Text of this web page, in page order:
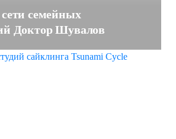
семейных
Доктор Шувалов